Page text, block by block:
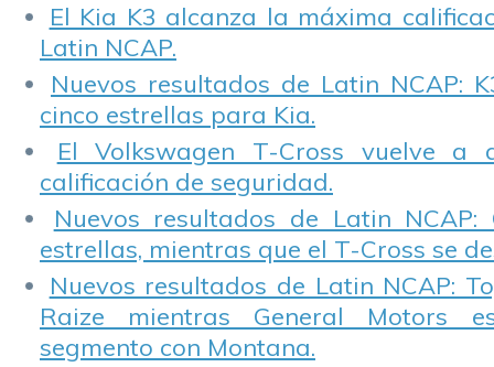
El Kia K3 alcanza la máxima
Latin NCAP.
Nuevos resultados de Latin NCAP:
cinco estrellas para Kia.
El Volkswagen T-Cross vuelve a
calificación de seguridad.
Nuevos resultados de Latin NCAP:
estrellas, mientras que el T-Cross se
Nuevos resultados de Latin NCAP:
Raize mientras General Motors
segmento con Montana.